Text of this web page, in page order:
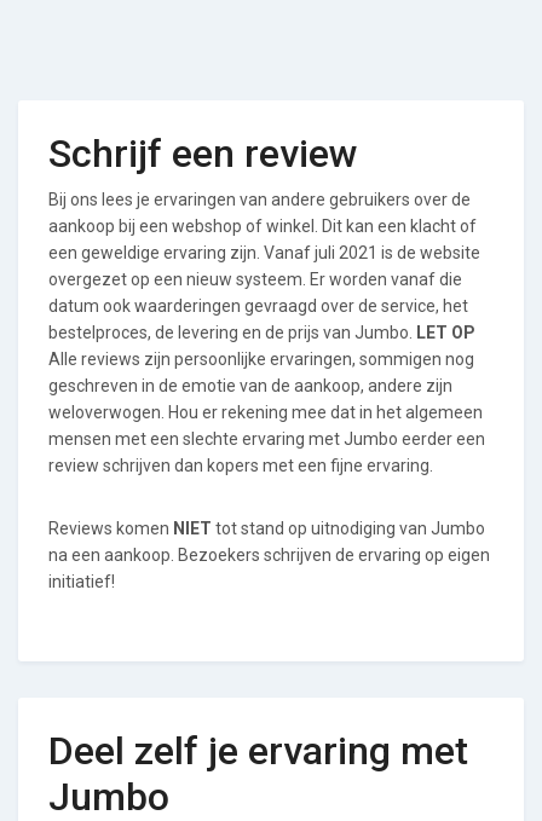
Schrijf een review
Bij ons lees je ervaringen van andere gebruikers over de
aankoop bij een webshop of winkel. Dit kan een klacht of
een geweldige ervaring zijn. Vanaf juli 2021 is de website
overgezet op een nieuw systeem. Er worden vanaf die
datum ook waarderingen gevraagd over de service, het
bestelproces, de levering en de prijs van Jumbo.
LET OP
Alle reviews zijn persoonlijke ervaringen, sommigen nog
geschreven in de emotie van de aankoop, andere zijn
weloverwogen. Hou er rekening mee dat in het algemeen
mensen met een slechte ervaring met Jumbo eerder een
review schrijven dan kopers met een fijne ervaring.
Reviews komen NIET tot stand op uitnodiging van Jumbo
na een aankoop. Bezoekers schrijven de ervaring op eigen
initiatief!
Deel zelf je ervaring met
Jumbo